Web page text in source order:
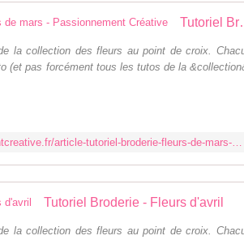
Tutoriel
la collection des fleurs au point de croix.
(et pas forcément tous les tutos de la
http://www.passionnementcreative.fr/article-tutoriel-broderie-fleurs-de-mars-122733190.html
Tutoriel Broderie - Fleurs d'avril
la collection des fleurs au point de croix.